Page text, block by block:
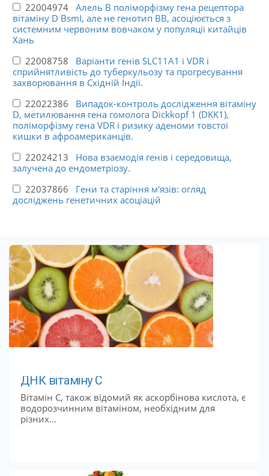
22004974 Алель В поліморфізму гена рецептора
вітаміну D BsmI, але не генотип BB, асоціюється з
системним червоним вовчаком у популяції китайців
Хань
22008758 Варіанти генів SLC11A1 і VDR і
сприйнятливість до туберкульозу та прогресування
захворювання в Східній Індії.
22022386 Випадок-контроль дослідження вітаміну
D, метилювання гена гомолога Dickkopf 1 (DKK1),
поліморфізму гена VDR і ризику аденоми товстої
кишки в афроамериканців.
22024213 Нова взаємодія генів і середовища,
залучена до ендометріозу.
22037866 Гени та старіння м'язів: огляд
досліджень генетичних асоціацій
ДНК вітаміну С
Вітамін С, також відомий як аскорбінова кислота, є
водорозчинним вітаміном, необхідним для
різних...